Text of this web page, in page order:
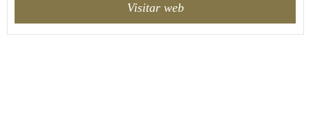
Visitar web